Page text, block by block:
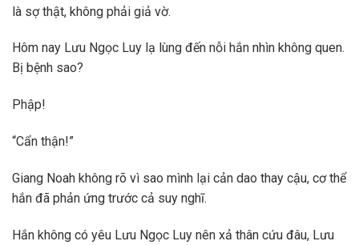
là sợ thật, không phải giả vờ.
Hôm nay Lưu Ngọc Luy lạ lùng đến nỗi hắn nhìn không quen.
Bị bệnh sao?
Phập!
“Cẩn thận!”
Giang Noah không rõ vì sao mình lại cản dao thay cậu, cơ thể
hắn đã phản ứng trước cả suy nghĩ.
Hắn không có yêu Lưu Ngọc Luy nên xả thân cứu đâu, Lưu